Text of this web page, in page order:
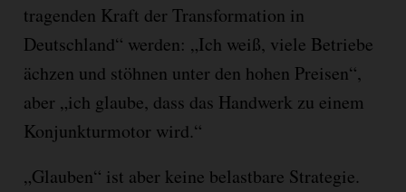
tragenden Kraft der Transformation in
Deutschland“ werden: „Ich weiß, viele Betriebe
ächzen und stöhnen unter den hohen Preisen“,
aber „ich glaube, dass das Handwerk zu einem
Konjunkturmotor wird.“
„Glauben“ ist aber keine belastbare Strategie.